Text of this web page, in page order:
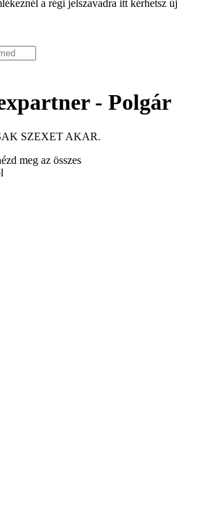
a régi jelszavadra itt kérhetsz új
- Polgár
SZEXET AKAR.
meg az összes